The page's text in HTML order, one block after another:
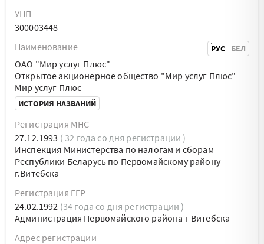
УНП
300003448
Наименование
РУС БЕЛ
ОАО "Мир услуг Плюс"
Открытое акционерное общество "Мир услуг Плюс"
Мир услуг Плюс
ИСТОРИЯ НАЗВАНИЙ
Регистрация МНС
27.12.1993 ( 32 года со дня регистрации )
Инспекция Министерства по налогам и сборам
Республики Беларусь по Первомайскому району
г.Витебска
Регистрация ЕГР
24.02.1992 (34 года со дня регистрации )
Администрация Первомайского района г Витебска
Адрес регистрации